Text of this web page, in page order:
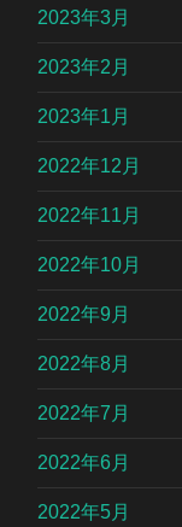
2023年3月
2023年2月
2023年1月
2022年12月
2022年11月
2022年10月
2022年9月
2022年8月
2022年7月
2022年6月
2022年5月